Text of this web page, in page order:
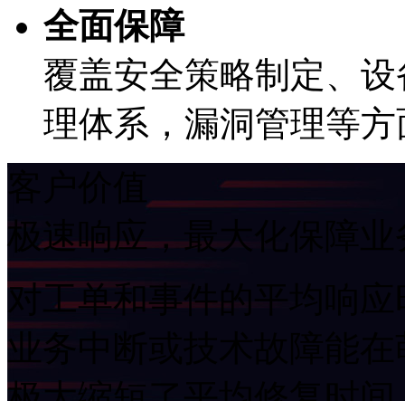
全面保障
覆盖安全策略制定、
理体系，漏洞管理等
极速响应，最大化保障
对工单和事件的平均响
业务中断或技术故障能在